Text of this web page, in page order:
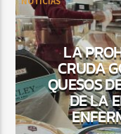
LA
CRUDA
QUESOS
DE LA